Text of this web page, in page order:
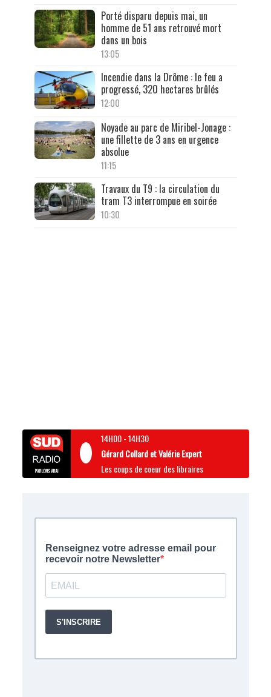
Porté disparu depuis mai, un
homme de 51 ans retrouvé mort
dans un bois
13:05
Incendie dans la Drôme : le feu a
progressé, 320 hectares brûlés
12:00
Noyade au parc de Miribel-Jonage :
une fillette de 3 ans en urgence
absolue
11:15
Travaux du T9 : la circulation du
tram T3 interrompue en soirée
10:30
14H00-14H30
Gérard Collard et Valérie Expert
Les coups de coeur des libraires